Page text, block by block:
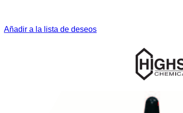
Añadir a la lista de deseos